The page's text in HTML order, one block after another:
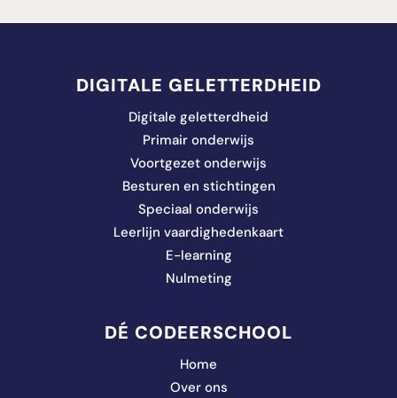
DIGITALE GELETTERDHEID
Digitale geletterdheid
Primair onderwijs
Voortgezet onderwijs
Besturen en stichtingen
Speciaal onderwijs
Leerlijn vaardighedenkaart
E-learning
Nulmeting
DÉ CODEERSCHOOL
Home
Over ons